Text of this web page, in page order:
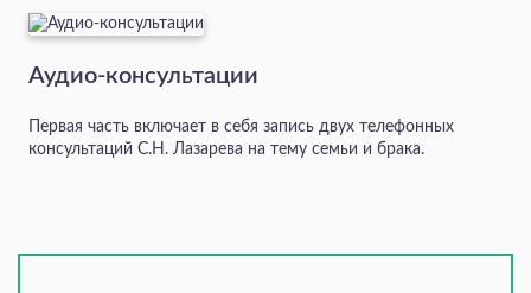
Аудио-консультации
Первая часть включает в себя запись двух телефонных
консультаций С.Н. Лазарева на тему семьи и брака.